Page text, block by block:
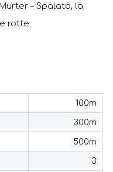
– Spalato, la
rotte.
100m
300m
500m
3